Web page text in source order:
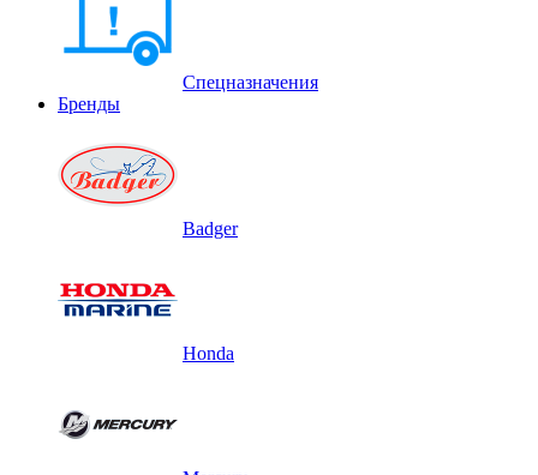
Спецназначения
Бренды
Badger
Honda